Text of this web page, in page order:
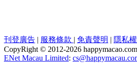
刊登廣告 | 服務條款 | 免責聲明 | 隱私
CopyRight © 2012-2026
ENet Macau Limited: